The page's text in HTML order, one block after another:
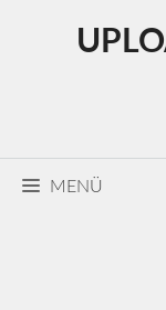
MENÜ